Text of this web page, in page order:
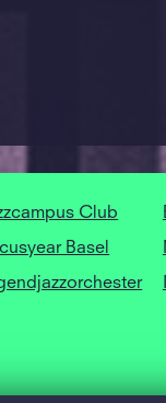
Club
Basel